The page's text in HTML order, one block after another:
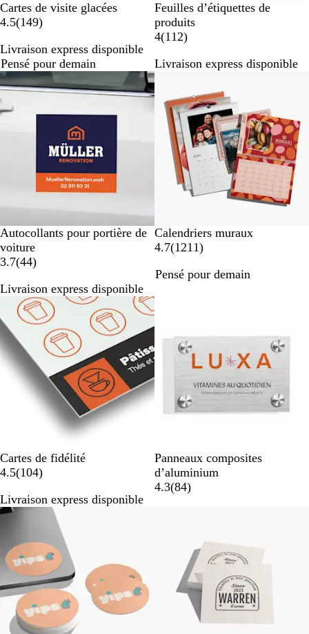
Cartes de visite glacées
4.5(149a
i
s
)
Livraison express disponible
Pensé pour demain
Feuilles d’étiquettes de
produits
4(112a
i
)
Livraison express disponible
Nouvelles options
Autocollants pour portière de
voiture
3.7(44a
i
s
)
Livraison express disponible
Calendriers muraux
4.7(1211a
i
)
Pensé pour demain
Cartes de fidélité
4.5(104a
i
)
Livraison express disponible
Panneaux composites
d’aluminium
4.3(84a
)
Nouvelles options